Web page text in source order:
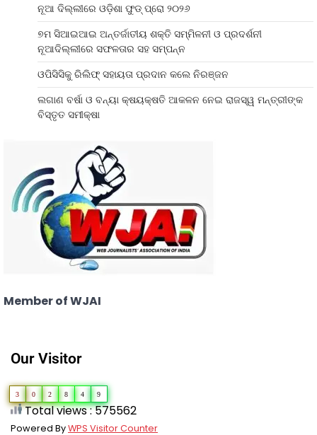
ନୂଆ ଦିଲ୍ଲୀରେ ଓଡ଼ିଶା ଫୁଡ୍ ପ୍ରୋ ୨୦୨୬
୭ମ ସିଆଇଆଇ ଅନ୍ତର୍ଜାତୀୟ ଶକ୍ତି ସମ୍ମିଳନୀ ଓ ପ୍ରଦର୍ଶନୀ
ନୂଆଦିଲ୍ଲୀରେ ସଫଳତାର ସହ ସମ୍ପନ୍ନ
ଓପିସିସିକୁ ରିଲିଫ୍ ସହାୟତା ପ୍ରଦାନ କଲେ ନିରଞ୍ଜନ
ଲଗାଣ ବର୍ଷା ଓ ବନ୍ୟା କ୍ଷୟକ୍ଷତି ଆକଳନ ନେଇ ରାଜସ୍ୱ ମନ୍ତ୍ରୀଙ୍କ
ବିସ୍ତୃତ ସମୀକ୍ଷା
Member of WJAI
Our Visitor
3 0 2 8 4 9
Total views : 575562
Powered ByWPS Visitor Counter